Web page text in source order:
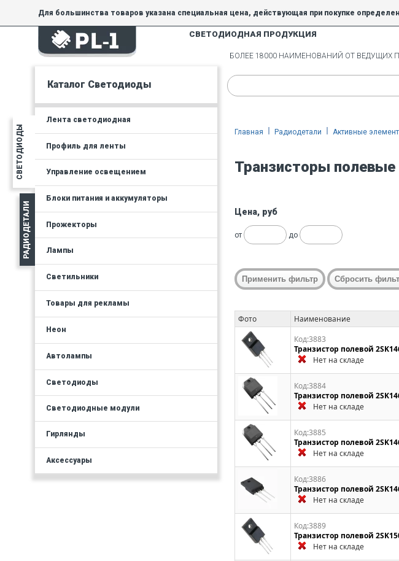
Для большинства товаров указана специальная цена, действующая при покупке
товара.
На товары, купленные по специальной цене, общие скидки 5% и 10% не действуют.
СВЕТОДИОДНАЯ ПРОДУКЦИЯ
СВЕТОДИОДЫ
РАДИОДЕТАЛИ
Каталог Светодиоды
Лента светодиодная
Профиль для ленты
Управление освещением
Блоки питания и аккумуляторы
Прожекторы
Лампы
Светильники
Товары для рекламы
Неон
Автолампы
Светодиоды
Светодиодные модули
Гирлянды
Аксессуары
БОЛЕЕ 18000 НАИМЕНОВАНИЙ ОТ ВЕДУЩИХ
Главная Радиодетали Активные
Транзисторы полевые
Цена, руб
от до
Фото Наименование
Код:3883
Транзистор полевой
Нет на складе
Код:3884
Транзистор полевой
Нет на складе
Код:3885
Транзистор полевой
Нет на складе
Код:3886
Транзистор полевой
Нет на складе
Код:3889
Транзистор полевой
Нет на складе